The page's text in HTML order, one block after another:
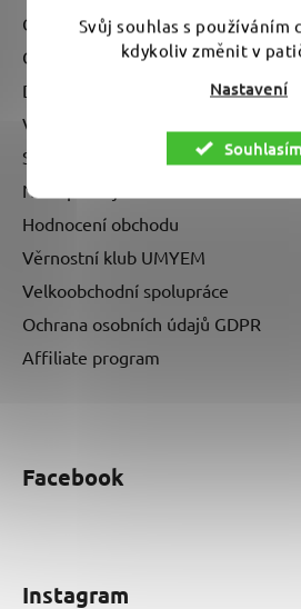
Svůj souhlas s používáním
kdykoliv změnit v
Nastavení
Souhlasím
O nás - kdo je UMYEM?
Obchodní podmínky
Doprava a platba
Vrácení zboží a reklamace
Stav mé objednávky
Naše prodejna v Brně
Hodnocení obchodu
Věrnostní klub UMYEM
Velkoobchodní spolupráce
Ochrana osobních údajů GDPR
Affiliate program
Facebook
Instagram